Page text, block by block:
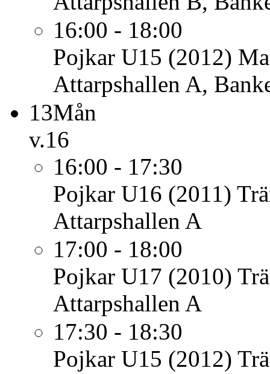
16:00 - 18:00
Pojkar U15 (2012)
Attarpshallen A,
13Mån
v.16
16:00 - 17:30
Pojkar U16 (2011)
Attarpshallen A
17:00 - 18:00
Pojkar U17 (2010)
Attarpshallen A
17:30 - 18:30
Pojkar U15 (2012)